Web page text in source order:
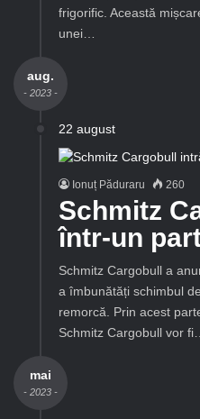
frigorific. Această
unei…
aug.
- 2023 -
22 august
Ionuț Păduraru 260
Schmitz
într-un
Schmitz Cargobull a
a îmbunătăți schimbul
remorcă. Prin acest
Schmitz Cargobull vor fi…
mai
- 2023 -